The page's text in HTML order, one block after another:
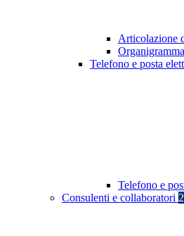
Articolazione
Organigramma
Telefono e posta
Telefono e
Consulenti e collaboratori